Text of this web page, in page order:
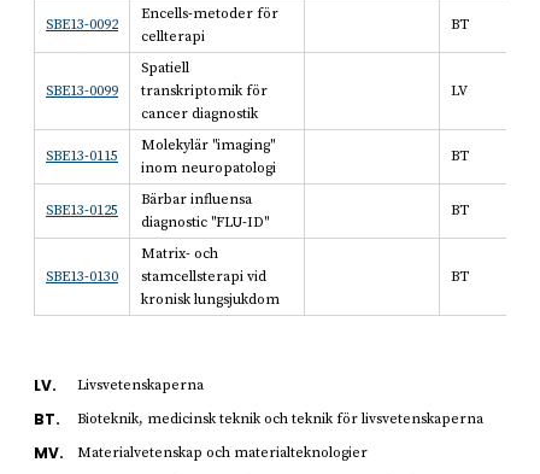
SBE13-0092
Encells-metoder för
cellterapi
BT
SBE13-0099
Spatiell
transkriptomik för
cancer diagnostik
LV
SBE13-0115
Molekylär "imaging"
inom neuropatologi
BT
SBE13-0125
Bärbar influensa
diagnostic "FLU-ID"
BT
SBE13-0130
Matrix- och
stamcellsterapi vid
kronisk lungsjukdom
BT
LV. Livsvetenskaperna
BT. Bioteknik, medicinsk teknik och teknik för livsvetenskaperna
MV. Materialvetenskap och materialteknologier